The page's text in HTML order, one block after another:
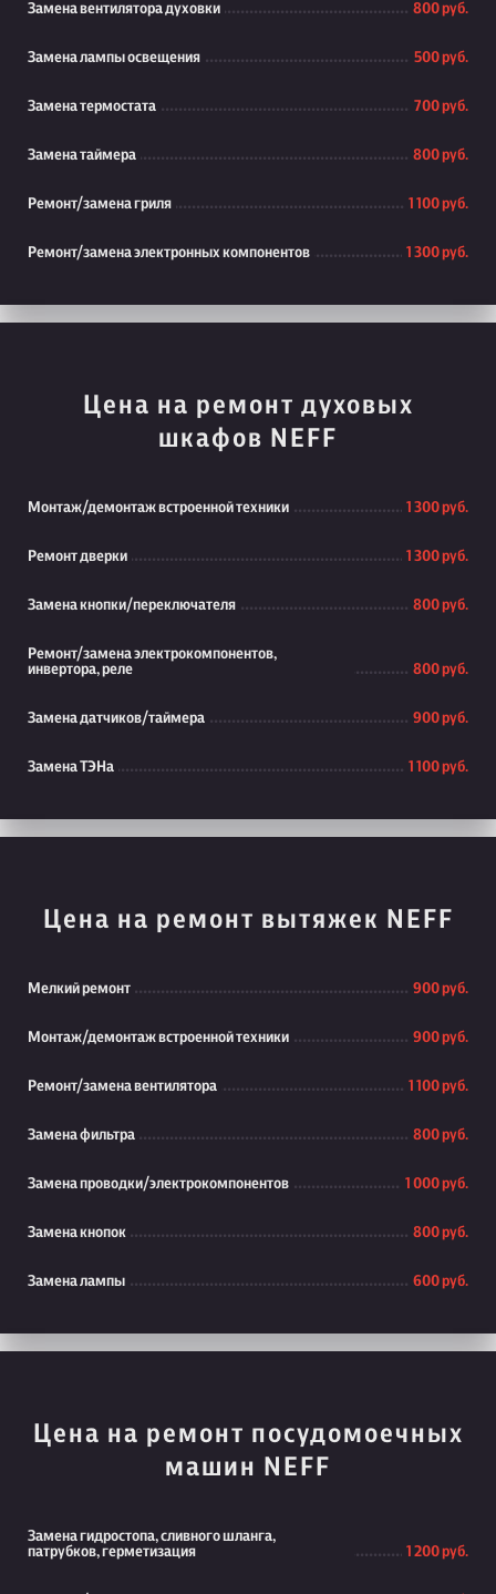
Замена вентилятора духовки 800 руб.
Замена лампы освещения 500 руб.
Замена термостата 700 руб.
Замена таймера 800 руб.
Ремонт/замена гриля 1 100 руб.
Ремонт/замена электронных компонентов 1 300 руб.
Цена на ремонт духовых
шкафов NEFF
Монтаж/демонтаж встроенной техники 1 300 руб.
Ремонт дверки 1 300 руб.
Замена кнопки/переключателя 800 руб.
Ремонт/замена электрокомпонентов,
инвертора, реле
800 руб.
Замена датчиков/таймера 900 руб.
Замена ТЭНа 1 100 руб.
Цена на ремонт вытяжек NEFF
Мелкий ремонт 900 руб.
Монтаж/демонтаж встроенной техники 900 руб.
Ремонт/замена вентилятора 1 100 руб.
Замена фильтра 800 руб.
Замена проводки/электрокомпонентов 1 000 руб.
Замена кнопок 800 руб.
Замена лампы 600 руб.
Цена на ремонт посудомоечных
машин NEFF
Замена гидростопа, сливного шланга,
патрубков, герметизация
1 200 руб.